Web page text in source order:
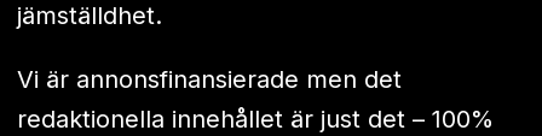
jämställdhet.
Vi är annonsfinansierade men det
redaktionella innehållet är just det – 100%